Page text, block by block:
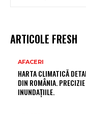
ARTICOLE FRESH
AFACERI
HARTA CLIMATICĂ
DIN ROMÂNIA.
INUNDAȚIILE.